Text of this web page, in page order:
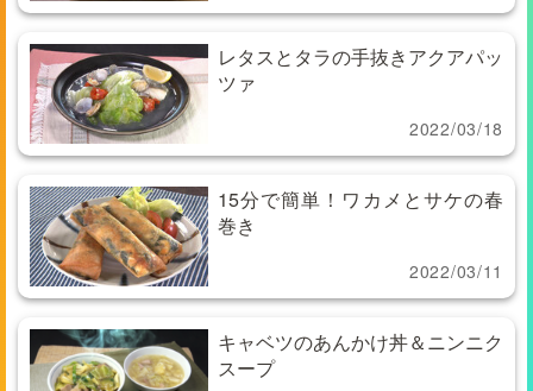
レタスとタラの手抜きアクアパッ
ツァ
2022/03/18
15分で簡単！ワカメとサケの春
巻き
2022/03/11
キャベツのあんかけ丼＆ニンニク
スープ